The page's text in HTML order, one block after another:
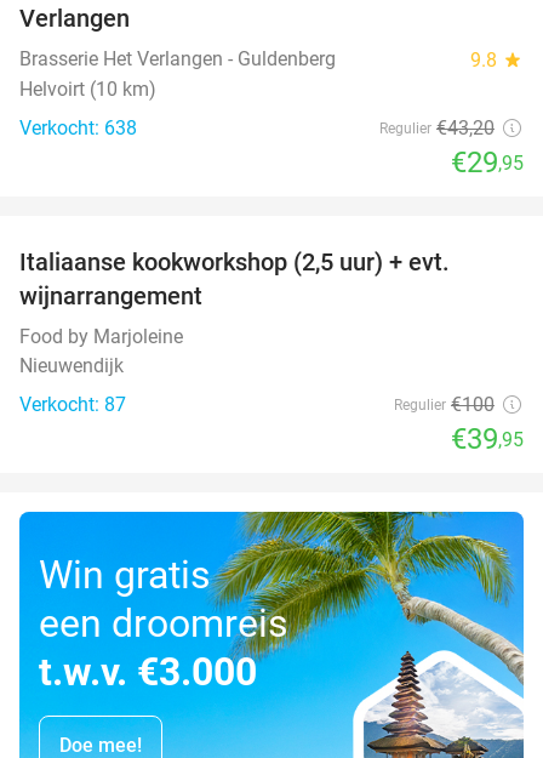
Verlangen
Brasserie Het Verlangen - Guldenberg 9.8 star
Helvoirt (10 km)
Verkocht: 638
Regulier €43,20
€29,95
Italiaanse kookworkshop (2,5 uur) + evt.
wijnarrangement
Food by Marjoleine
Nieuwendijk
Verkocht: 87
Regulier €100
€39,95
Win gratis
een droomreis
t.w.v. €3.000
Doe mee!